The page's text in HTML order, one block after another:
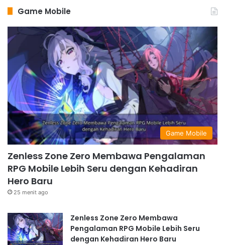
Game Mobile
Game Mobile
Zenless Zone Zero Membawa Pengalaman
RPG Mobile Lebih Seru dengan Kehadiran
Hero Baru
25 menit ago
Zenless Zone Zero Membawa
Pengalaman RPG Mobile Lebih Seru
dengan Kehadiran Hero Baru